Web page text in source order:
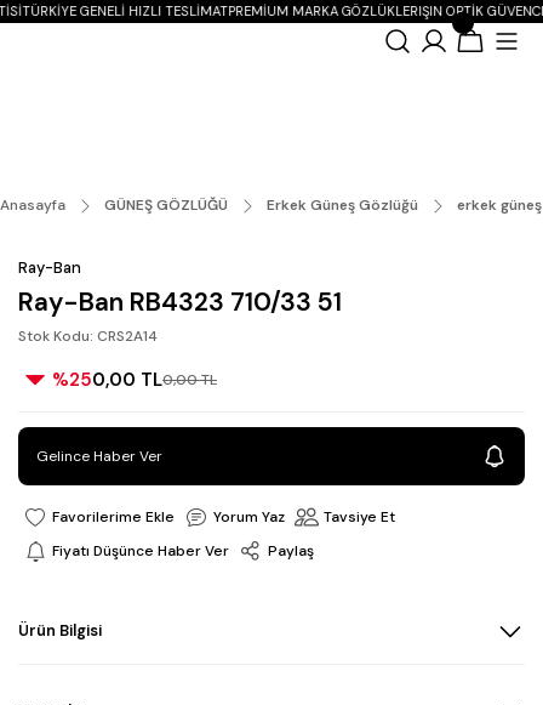
TÜRKIYE GENELI HIZLI TESLIMATPREMIUM MARKA GÖZLÜKLERIŞIN OPTIK
Anasayfa GÜNEŞ GÖZLÜĞÜ Erkek Güneş Gözlüğü erkek güneş
Ray-Ban
Ray-Ban RB4323 710/33 51
Stok Kodu: CRS2A14
%250,00 TL0,00 TL
Gelince Haber Ver
Yorum Yaz
Tavsiye Et
Fiyatı Düşünce Haber Ver
Paylaş
Ürün Bilgisi